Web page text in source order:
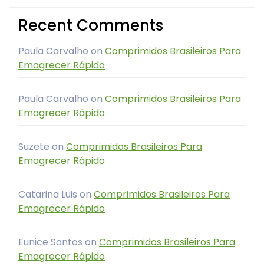
Recent Comments
Paula Carvalho on Comprimidos Brasileiros Para
Emagrecer Rápido
Paula Carvalho on Comprimidos Brasileiros Para
Emagrecer Rápido
Suzete on Comprimidos Brasileiros Para
Emagrecer Rápido
Catarina Luis on Comprimidos Brasileiros Para
Emagrecer Rápido
Eunice Santos on Comprimidos Brasileiros Para
Emagrecer Rápido